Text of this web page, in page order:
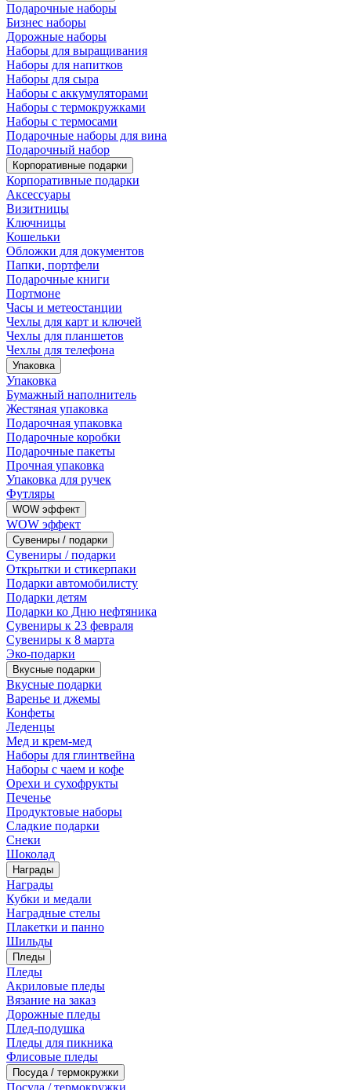
Подарочные наборы
Бизнес наборы
Дорожные наборы
Наборы для выращивания
Наборы для напитков
Наборы для сыра
Наборы с аккумуляторами
Наборы с термокружками
Наборы с термосами
Подарочные наборы для вина
Подарочный набор
Корпоративные подарки
Корпоративные подарки
Аксессуары
Визитницы
Ключницы
Кошельки
Обложки для документов
Папки, портфели
Подарочные книги
Портмоне
Часы и метеостанции
Чехлы для карт и ключей
Чехлы для планшетов
Чехлы для телефона
Упаковка
Упаковка
Бумажный наполнитель
Жестяная упаковка
Подарочная упаковка
Подарочные коробки
Подарочные пакеты
Прочная упаковка
Упаковка для ручек
Футляры
WOW эффект
WOW эффект
Сувениры / подарки
Сувениры / подарки
Открытки и стикерпаки
Подарки автомобилисту
Подарки детям
Подарки ко Дню нефтяника
Сувениры к 23 февраля
Сувениры к 8 марта
Эко-подарки
Вкусные подарки
Вкусные подарки
Варенье и джемы
Конфеты
Леденцы
Мед и крем-мед
Наборы для глинтвейна
Наборы с чаем и кофе
Орехи и сухофрукты
Печенье
Продуктовые наборы
Сладкие подарки
Снеки
Шоколад
Награды
Награды
Кубки и медали
Наградные стелы
Плакетки и панно
Шильды
Пледы
Пледы
Акриловые пледы
Вязание на заказ
Дорожные пледы
Плед-подушка
Пледы для пикника
Флисовые пледы
Посуда / термокружки
Посуда / термокружки